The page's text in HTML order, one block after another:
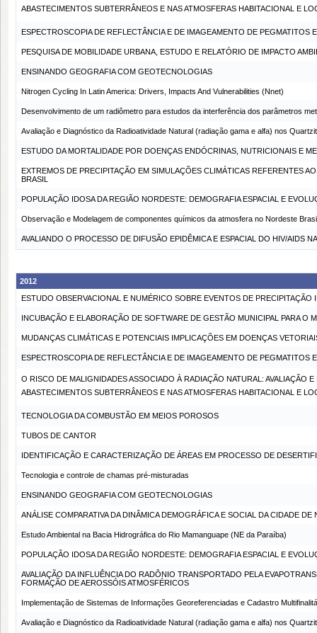
ABASTECIMENTOS SUBTERRÂNEOS E NAS ATMOSFERAS HABITACIONAL E
ESPECTROSCOPIA DE REFLECTÂNCIA E DE IMAGEAMENTO DE
PESQUISA DE MOBILIDADE URBANA, ESTUDO E RELATÓRIO DE IMPACTO
ENSINANDO GEOGRAFIA COM GEOTECNOLOGIAS
Nitrogen Cycling In Latin America: Drivers, Impacts And Vulnerabilities (Nnet)
Desenvolvimento de um radiômetro para estudos da interferência dos parâmetros
Avaliação e Diagnóstico da Radioatividade Natural (radiação gama e alfa) nos
ESTUDO DA MORTALIDADE POR DOENÇAS ENDÓCRINAS, NUTRICIONAIS E
EXTREMOS DE PRECIPITAÇÃO EM SIMULAÇÕES CLIMÁTICAS REFERENTES
BRASIL
POPULAÇÃO IDOSA DA REGIÃO NORDESTE: DEMOGRAFIA ESPACIAL E
Observação e Modelagem de componentes químicos da atmosfera no Nordeste
AVALIANDO O PROCESSO DE DIFUSÃO EPIDÊMICA E ESPACIAL DO HIV/AIDS
2012
ESTUDO OBSERVACIONAL E NUMÉRICO SOBRE EVENTOS DE PRECIPITAÇÃO
INCUBAÇÃO E ELABORAÇÃO DE SOFTWARE DE GESTÃO MUNICIPAL PARA O
MUDANÇAS CLIMÁTICAS E POTENCIAIS IMPLICAÇÕES EM DOENÇAS
ESPECTROSCOPIA DE REFLECTÂNCIA E DE IMAGEAMENTO DE
O RISCO DE MALIGNIDADES ASSOCIADO À RADIAÇÃO NATURAL:
ABASTECIMENTOS SUBTERRÂNEOS E NAS ATMOSFERAS HABITACIONAL E
TECNOLOGIA DA COMBUSTÃO EM MEIOS POROSOS
TUBOS DE CANTOR
IDENTIFICAÇÃO E CARACTERIZAÇÃO DE ÁREAS EM PROCESSO DE
Tecnologia e controle de chamas pré-misturadas
ENSINANDO GEOGRAFIA COM GEOTECNOLOGIAS
ANÁLISE COMPARATIVA DA DINÂMICA DEMOGRÁFICA E SOCIAL DA CIDADE
Estudo Ambiental na Bacia Hidrográfica do Rio Mamanguape (NE da Paraíba)
POPULAÇÃO IDOSA DA REGIÃO NORDESTE: DEMOGRAFIA ESPACIAL E
AVALIAÇÃO DA INFLUÊNCIA DO RADÔNIO TRANSPORTADO PELA
FORMAÇÃO DE AEROSSÓIS ATMOSFÉRICOS
Implementação de Sistemas de Informações Georeferenciadas e Cadastro
Avaliação e Diagnóstico da Radioatividade Natural (radiação gama e alfa) nos